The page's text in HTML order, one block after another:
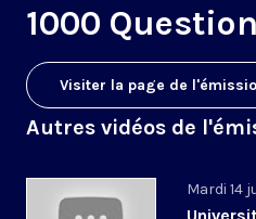
1000
Visiter la page de
Autres vidéos de
Mardi 14